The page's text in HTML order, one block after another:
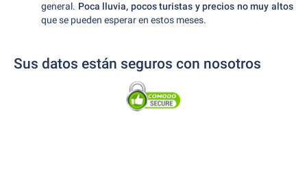
general. Poca lluvia, pocos turistas y precios no muy altos
que se pueden esperar en estos meses.
Sus datos están seguros con nosotros